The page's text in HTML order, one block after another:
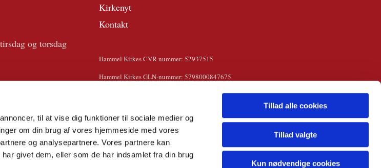
til at vise dig funktioner til sociale medier og
om din brug af vores hjemmeside med vores
og analysepartnere. Vores partnere kan
givet dem, eller som de har indsamlet fra din brug
Tillad alle cookies
Tillad valgte
Kun nødvendige cookies
tirsdag og torsdag
Kirkenyt
Kontakt
Hammel Kirkes CVR nummer: 52937515
Hammel Kirkes GLN-nummer: 5798000847675